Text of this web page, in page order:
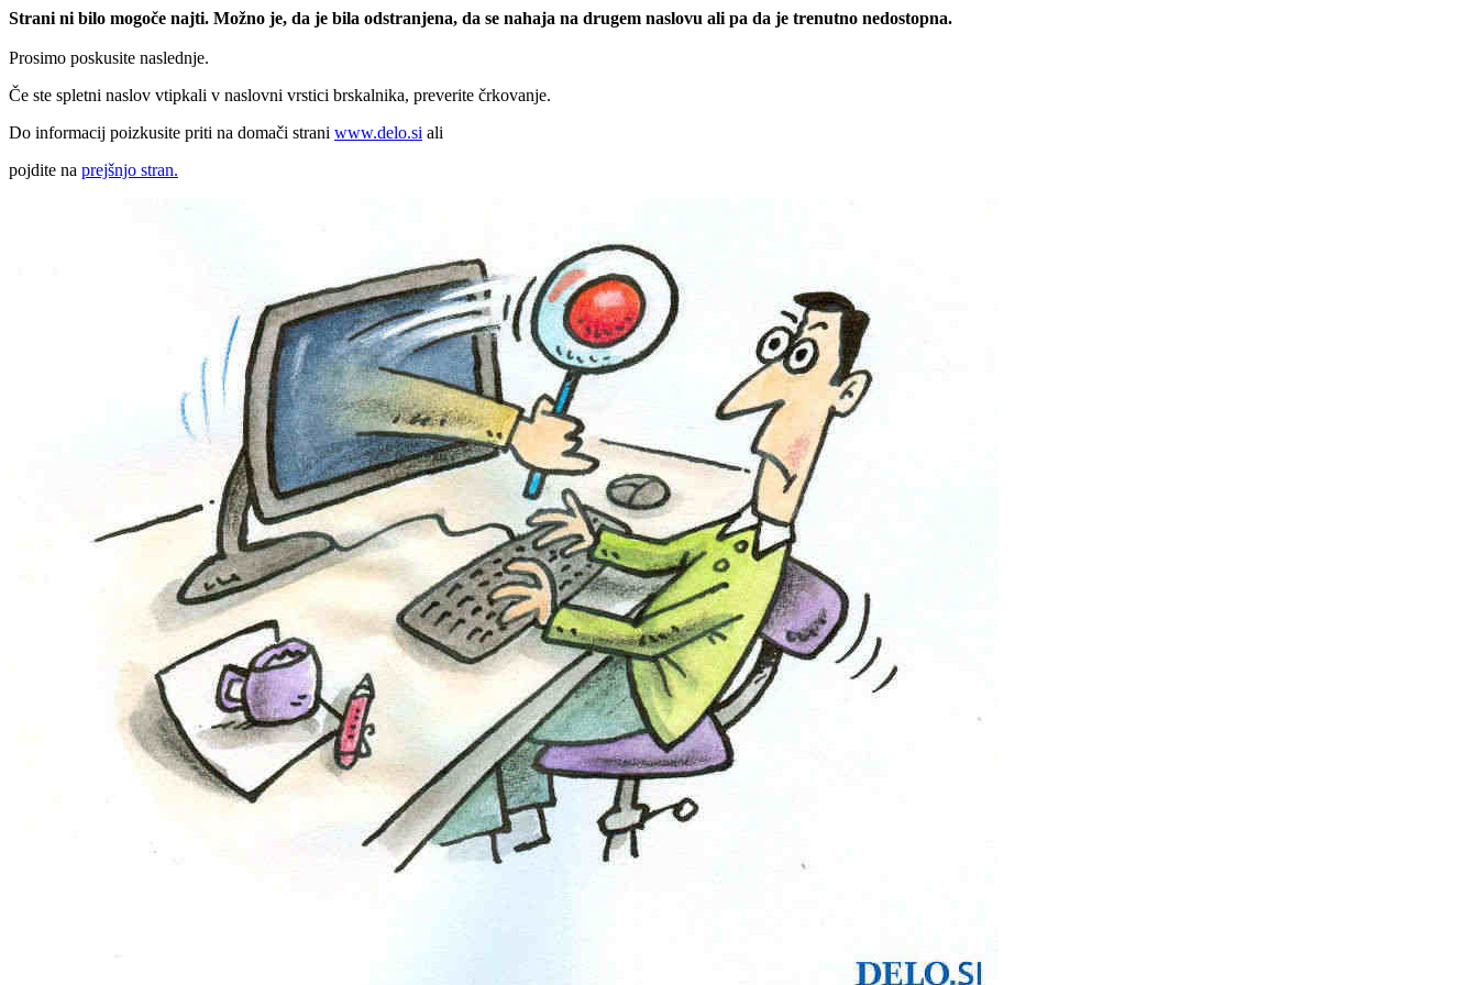
Strani ni bilo mogoče najti. Možno je, da je bila odstranjena, da se nahaja na drugem naslovu ali pa da je trenutno nedostopna.
Prosimo poskusite naslednje.
Če ste spletni naslov vtipkali v naslovni vrstici brskalnika, preverite črkovanje.
Do informacij poizkusite priti na domači strani www.delo.si ali
pojdite na prejšnjo stran.